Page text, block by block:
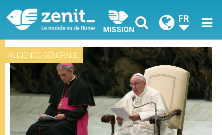
MISSION
FR
AUDIENCE GÉNÉRALE